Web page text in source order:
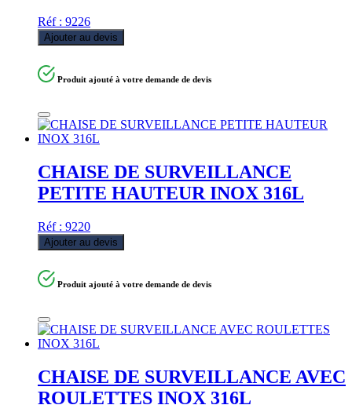
Réf : 9226
Ajouter au devis
Produit ajouté à votre demande de devis
CHAISE DE SURVEILLANCE
PETITE HAUTEUR INOX 316L
Réf : 9220
Ajouter au devis
Produit ajouté à votre demande de devis
CHAISE DE SURVEILLANCE AVEC
ROULETTES INOX 316L